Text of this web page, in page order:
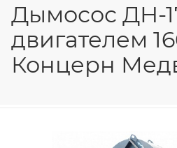
Дымосос ДН-
двигателем
Концерн